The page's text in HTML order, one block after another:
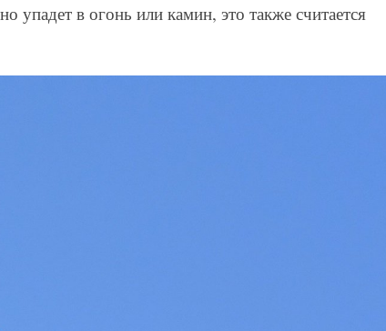
упадет в огонь или камин, это также считается